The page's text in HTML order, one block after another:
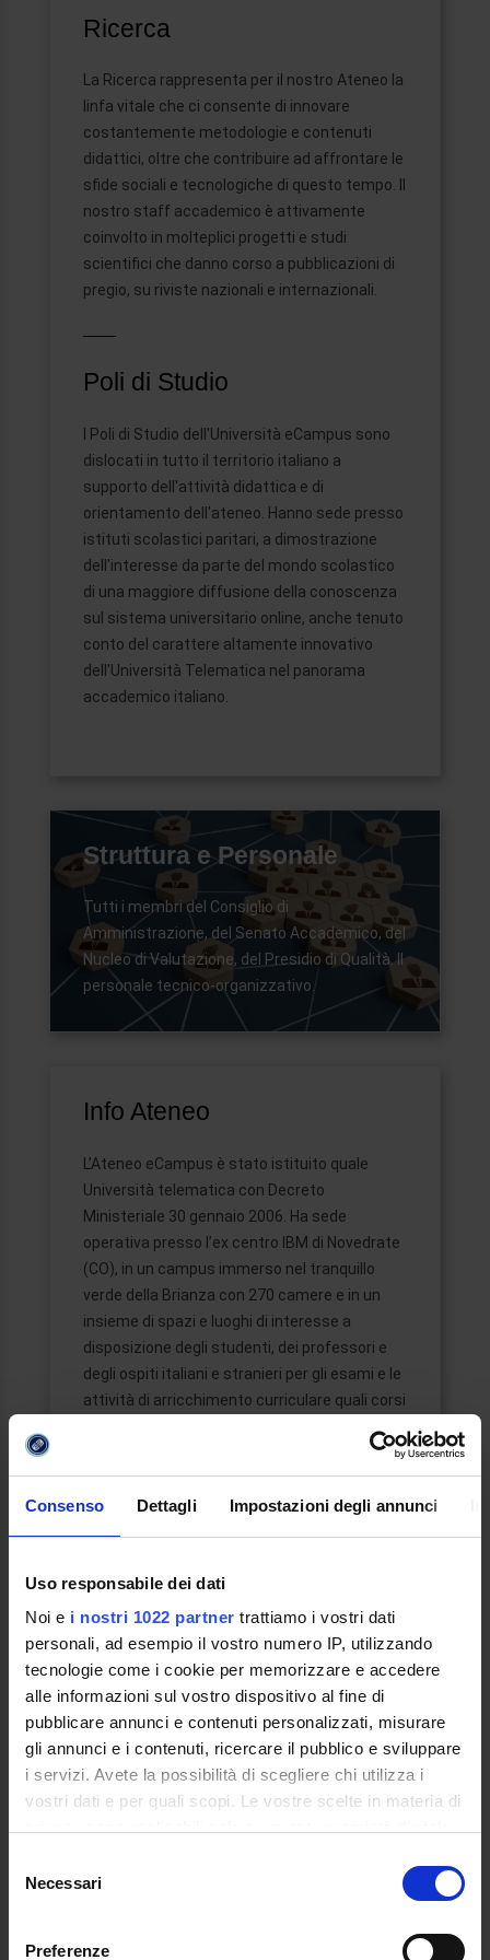
Consenso Dettagli Impostazioni degli annunci
Uso responsabile dei dati
Noi e i nostri 1022 partner trattiamo i vostri dati
personali, ad esempio il vostro numero IP, utilizzando
tecnologie come i cookie per memorizzare e accedere
alle informazioni sul vostro dispositivo al fine di
pubblicare annunci e contenuti personalizzati, misurare
gli annunci e i contenuti, ricercare il pubblico e sviluppare
i servizi. Avete la possibilità di scegliere chi utilizza i
vostri dati e per quali scopi. Le vostre scelte in materia di
modificare o revocare il proprio consenso in qualsiasi
momento dalla Dichiarazione sui cookie o facendo clic
delNecessari
Preferenze
Ricerca
La Ricerca rappresenta per il nostro Ateneo la
linfa vitale che ci consente di innovare
costantemente metodologie e contenuti
didattici, oltre che contribuire ad affrontare le
sfide sociali e tecnologiche di questo tempo. Il
nostro staff accademico è attivamente
coinvolto in molteplici progetti e studi
scientifici che danno corso a pubblicazioni di
pregio, su riviste nazionali e internazionali.
Poli di Studio
I Poli di Studio dell'Università eCampus sono
dislocati in tutto il territorio italiano a
supporto dell'attività didattica e di
orientamento dell'ateneo. Hanno sede presso
istituti scolastici paritari, a dimostrazione
dell'interesse da parte del mondo scolastico
di una maggiore diffusione della conoscenza
sul sistema universitario online, anche tenuto
conto del carattere altamente innovativo
dell'Università Telematica nel panorama
accademico italiano.
Struttura e Personale
Tutti i membri del Consiglio di
Amministrazione, del Senato Accademico, del
Nucleo di Valutazione, del Presidio di Qualità. Il
personale tecnico-organizzativo.
Info Ateneo
L’Ateneo eCampus è stato istituito quale
Università telematica con Decreto
Ministeriale 30 gennaio 2006. Ha sede
operativa presso l’ex centro IBM di Novedrate
(CO), in un campus immerso nel tranquillo
verde della Brianza con 270 camere e in un
insieme di spazi e luoghi di interesse a
disposizione degli studenti, dei professori e
degli ospiti italiani e stranieri per gli esami e le
attività di arricchimento curriculare quali corsi
Polo Bibliotecario
Multimediale
La biblioteca dell'Università Telematica
eCampus ha l'obiettivo di fornire ulteriori
risorse di base per l'apprendimento e
l'approfondimento delle discipline: non solo
offrendo un servizio di consultazione/prestito
tradizionale dei testi consigliati dai docenti,
ma anche sfruttando le più avanzate
tecnologie web per erogare supporti
multimediali accessibili a tutti gli studenti.
La sede di Novedrate
La sede principale dell’Università telematica